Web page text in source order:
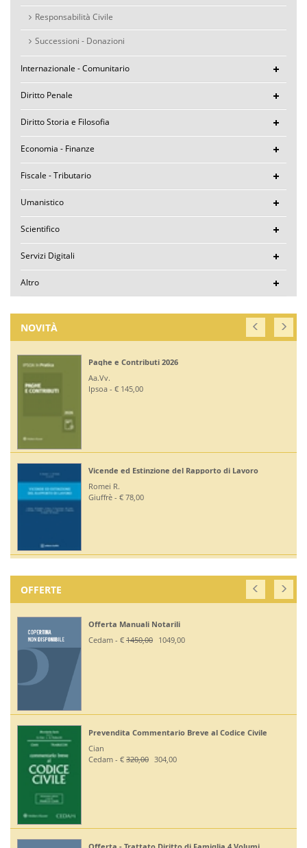
Responsabilità Civile
Successioni - Donazioni
Internazionale - Comunitario
Diritto Penale
Diritto Storia e Filosofia
Economia - Finanze
Fiscale - Tributario
Umanistico
Scientifico
Servizi Digitali
Altro
NOVITÀ
Paghe e Contributi 2026
Aa.Vv.
Ipsoa - € 145,00
Vicende ed Estinzione del Rapporto di Lavoro
Romei R.
Giuffrè - € 78,00
OFFERTE
Offerta Manuali Notarili
Cedam - € 1450,00 1049,00
Prevendita Commentario Breve al Codice Civile
Cian
Cedam - € 320,00 304,00